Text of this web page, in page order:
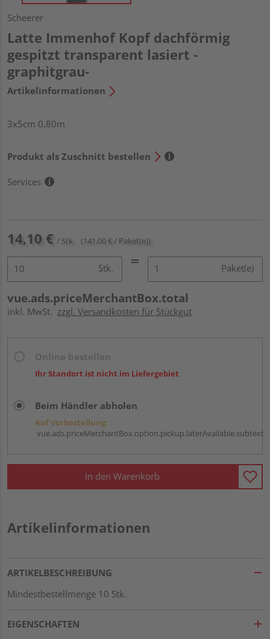
Scheerer
Latte Immenhof Kopf dachförmig
gespitzt transparent lasiert -
graphitgrau-
Artikelinformationen
3x5cm 0,80m
Produkt als Zuschnitt bestellen
Services
14,10 € / Stk. (141,00 € / Paket(e))
Stk. Paket(e)
vue.ads.priceMerchantBox.total
inkl. MwSt. zzgl. Versandkosten für Stückgut
Ihr Standort ist nicht im Liefergebiet
Beim Händler abholen
Auf Vorbestellung:
vue.ads.priceMerchantBox.option.pickup.laterAvailable.subtext
In den Warenkorb
Artikelinformationen
ARTIKELBESCHREIBUNG
Mindestbestellmenge 10 Stk.
EIGENSCHAFTEN